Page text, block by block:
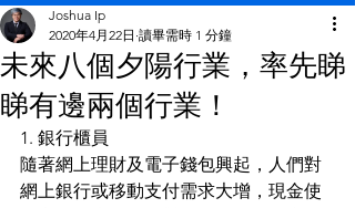
未來八個夕陽行業，率先睇
睇有邊兩個行業！
Joshua Ip
2020年4月22日 讀畢需時 1 分鐘
1. 銀行櫃員
隨著網上理財及電子錢包興起，人們對
網上銀行或移動支付需求大增，現金使